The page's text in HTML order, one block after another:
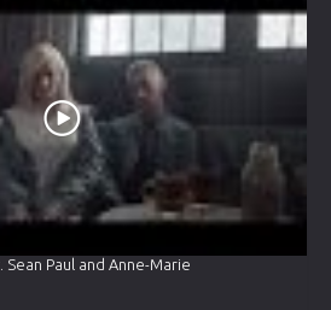
Paul and Anne-Marie